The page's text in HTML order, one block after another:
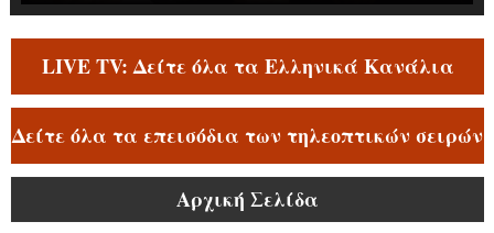
LIVE TV: Δείτε όλα τα Ελληνικά Κανάλια
Δείτε όλα τα επεισόδια των τηλεοπτικών σειρών
Αρχική Σελίδα